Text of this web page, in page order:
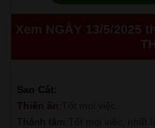
Xem NGÀY 13/5/2025
Sao Cát:
Thiên ân
Thánh tâm